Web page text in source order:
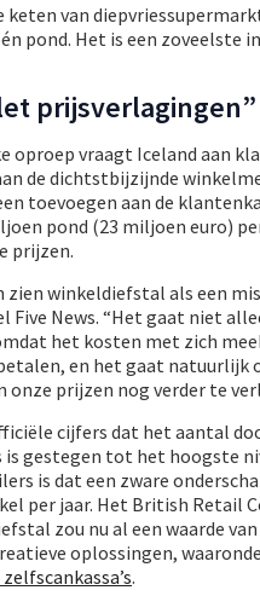
keten van
pond. Het is een
prijsverlagingen”
oproep vraagt Iceland aan
de dichtstbijzijnde
toevoegen aan de
pond (23 miljoen euro)
prijzen.
zien winkeldiefstal als een
Five News. “Het gaat niet
het kosten met zich
en het gaat
onze prijzen nog verder te
cijfers dat het aantal
is gestegen tot het hoogste
is dat een zware
per jaar. Het British Retail
zou nu al een waarde
oplossingen,
.